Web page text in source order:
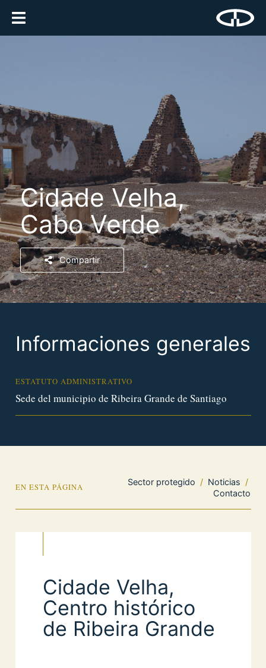
Cidade Velha,
Cabo Verde
Compartir
Informaciones generales
ESTATUTO ADMINISTRATIVO
Sede del municipio de Ribeira Grande de Santiago
EN ESTA PÁGINA
Sector protegido / Noticias /
Contacto
Cidade Velha,
Centro histórico
de Ribeira Grande